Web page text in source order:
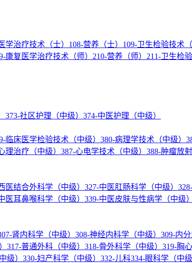
学治疗技术（士） 108-营养（士） 109-卫生检验技术（
康复医学治疗技术（师） 210-营养（师） 211-卫生检
373-社区护理（中级） 374-中医护理（中级）
临床医学检验技术（中级） 380-病理学技术（中级）
理治疗（中级） 387-心电学技术（中级） 388-肿瘤放
医结合外科学（中级） 327-中医肛肠科学（中级）
医耳鼻喉科学（中级） 339-中医皮肤与性病学（中级）
肾内科学（中级） 308-神经内科学（中级） 309-内
317-普通外科（中级） 318-骨外科学（中级） 319-胸
级） 330-妇产科学（中级） 332-儿科334-眼科学（中级